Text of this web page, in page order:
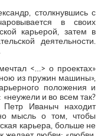
столкнувшись с
в своих
карьерой, затем в
деятельности.
<…> о проектах»
из пружин машины»,
положения и
и во всем так?
Иваныч находит
но мысль о том, чтобы
карьера, больше не